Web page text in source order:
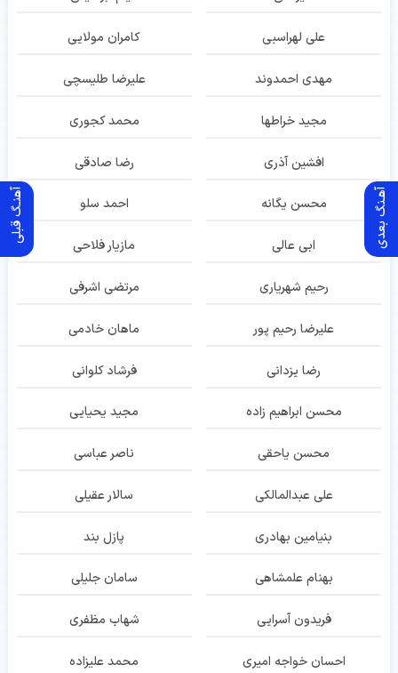
آهنـگ قبلی آهـنگ بعدی
علی لهراسبی کامران مولایی
مهدی احمدوند علیرضا طلیسچی
مجید خراطها محمد کجوری
افشین آذری رضا صادقی
محسن یگانه احمد سلو
ابی عالی مازیار فلاحی
رحیم شهریاری مرتضی اشرفی
علیرضا رحیم پور ماهان خادمی
رضا یزدانی فرشاد کلوانی
محسن ابراهیم زاده مجید یحیایی
محسن یاحقی ناصر عباسی
علی عبدالمالکی سالار عقیلی
بنیامین بهادری پازل بند
بهنام علمشاهی سامان جلیلی
فریدون آسرایی شهاب مظفری
احسان خواجه امیری محمد علیزاده